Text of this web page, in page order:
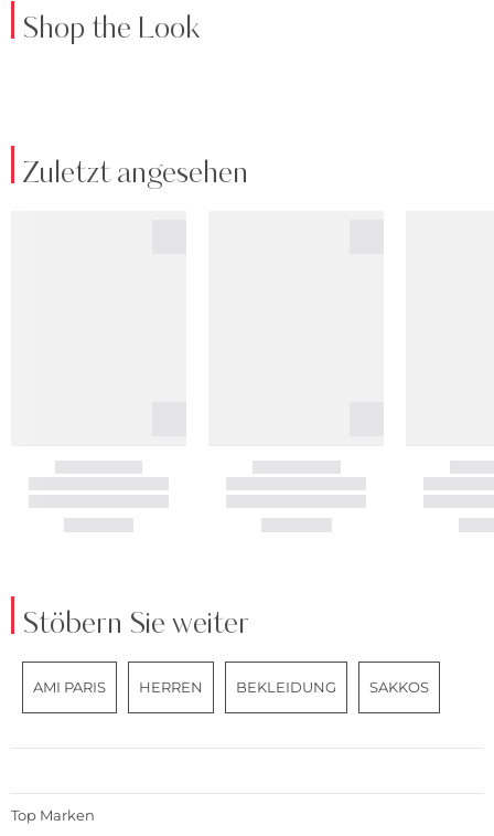
Shop the Look
Zuletzt angesehen
Stöbern Sie weiter
AMI PARIS HERREN BEKLEIDUNG SAKKOS
Top Marken